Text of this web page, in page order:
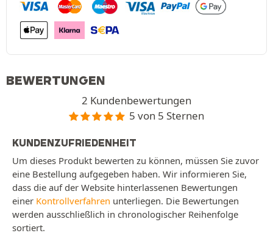
BEWERTUNGEN
2 Kundenbewertungen
5 von 5 Sternen
KUNDENZUFRIEDENHEIT
Um dieses Produkt bewerten zu können, müssen Sie zuvor
eine Bestellung aufgegeben haben. Wir informieren Sie,
dass die auf der Website hinterlassenen Bewertungen
einer Kontrollverfahren unterliegen. Die Bewertungen
werden ausschließlich in chronologischer Reihenfolge
sortiert.